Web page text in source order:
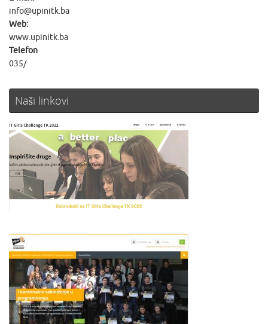
info@upinitk.ba
Web:
www.upinitk.ba
Telefon
035/
Naši linkovi